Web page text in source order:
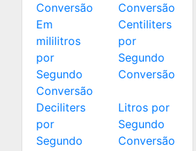
Conversão
Conversão
Em
mililitros
por
Segundo
Conversão
Centiliters
por
Segundo
Conversão
Deciliters
por
Segundo
Litros por
Segundo
Conversão